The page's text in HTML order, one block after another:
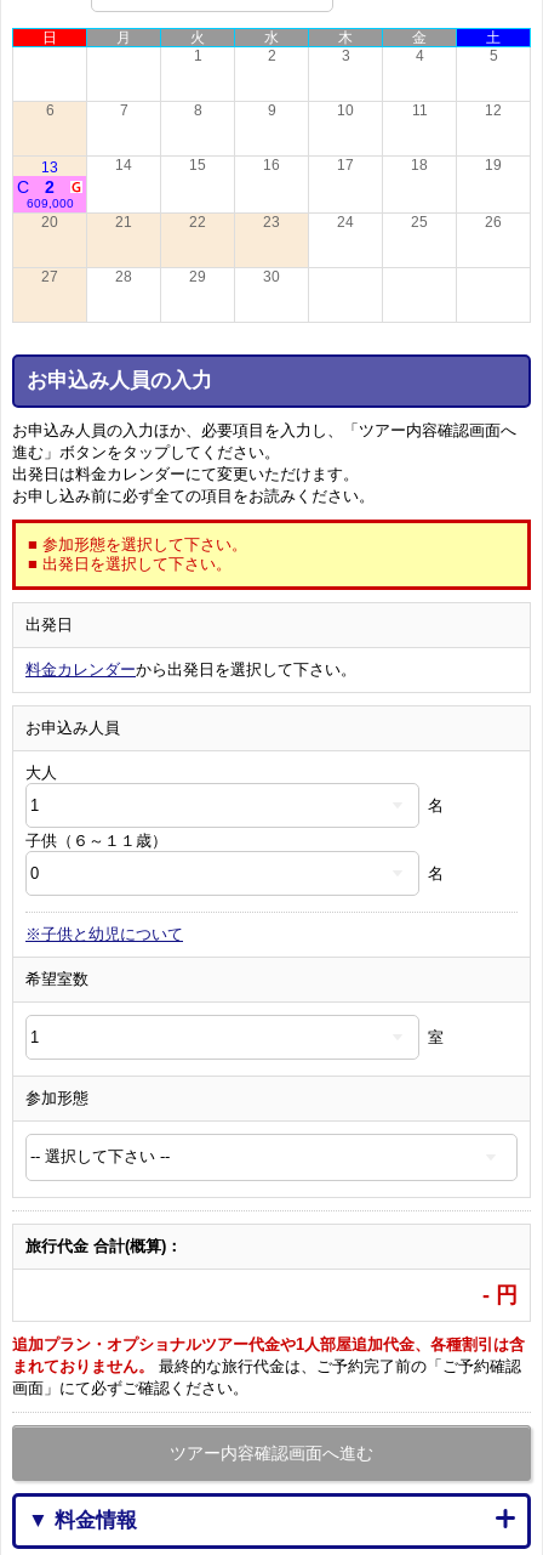
日 月 火 水 木 金
土
1
2 3 4 5
6 7 8 9 10 11 12
13
2
C
609,000
14 15 16 17 18 19
20 21 22 23 24 25 26
27 28 29 30
お申込み人員の入力
お申込み人員の入力ほか、必要項目を入力し、「ツアー内容確認画面へ
進む」ボタンをタップしてください。
出発日は料金カレンダーにて変更いただけます。
お申し込み前に必ず全ての項目をお読みください。
■ 参加形態を選択して下さい。
■ 出発日を選択して下さい。
出発日
料金カレンダーから出発日を選択して下さい。
お申込み人員
大人
名
子供（６～１１歳）
名
※子供と幼児について
希望室数
室
参加形態
旅行代金 合計(概算)：
- 円
追加プラン・オプショナルツアー代金や1人部屋追加代金、各種割引は含
まれておりません。
最終的な旅行代金は、ご予約完了前の「ご予約確認
画面」にて必ずご確認ください。
ツアー内容確認画面へ進む
▼ 料金情報